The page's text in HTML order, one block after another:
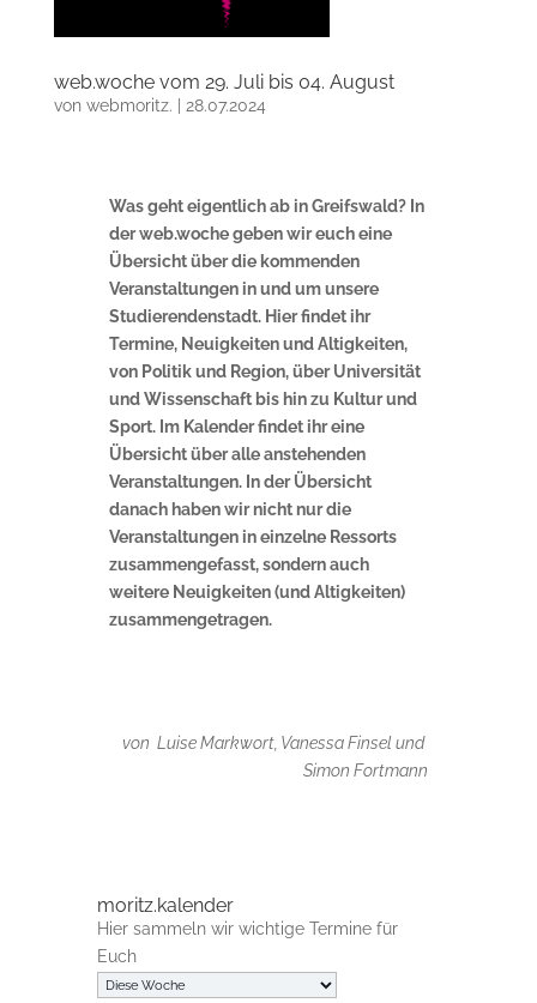
web.woche vom 29. Juli bis 04. August
von webmoritz. 28.07.2024
Was geht eigentlich ab in Greifswald? In
der web.woche geben wir euch eine
Übersicht über die kommenden
Veranstaltungen in und um unsere
Studierendenstadt. Hier findet ihr
Termine, Neuigkeiten und Altigkeiten,
von Politik und Region, über Universität
und Wissenschaft bis hin zu Kultur und
Sport. Im Kalender findet ihr eine
Übersicht über alle anstehenden
Veranstaltungen. In der Übersicht
danach haben wir nicht nur die
Veranstaltungen in einzelne Ressorts
zusammengefasst, sondern auch
weitere Neuigkeiten (und Altigkeiten)
zusammengetragen.
von Luise Markwort, Vanessa Finsel und
Simon Fortmann
moritz.kalender
Hier sammeln wir wichtige Termine für
Euch
Auswahl